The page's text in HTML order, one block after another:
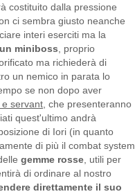
costituito dalla pressione
ci sembra giusto neanche
interi eserciti ma la
miniboss , proprio
ma richiederà di
un nemico in parata lo
se non dopo aver
e servant , che presenteranno
quest'ultimo andrà
di Iori (in quanto
di più il combat system
gemme rosse , utili per
di ordinare al nostro
direttamente il suo